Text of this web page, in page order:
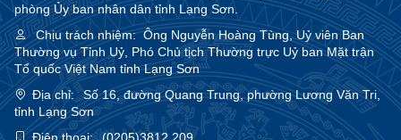
phòng Ủy ban nhân dân tỉnh Lạng Sơn.
Chịu trách nhiệm:Ông Nguyễn Hoàng Tùng, Uỷ viên Ban
Thường vụ Tỉnh Uỷ, Phó Chủ tịch Thường trực Uỷ ban Mặt trận
Tổ quốc Việt Nam tỉnh Lạng Sơn
Địa chỉ:
Số 16, đường Quang Trung, phường Lương Văn Tri,
tỉnh Lạng Sơn
Điện thoại:
(0205)3812.209